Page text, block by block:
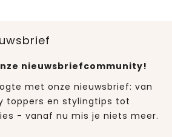
nieuwsbriefcommunity!
met onze nieuwsbrief: van
toppers en stylingtips tot
- vanaf nu mis je niets meer.